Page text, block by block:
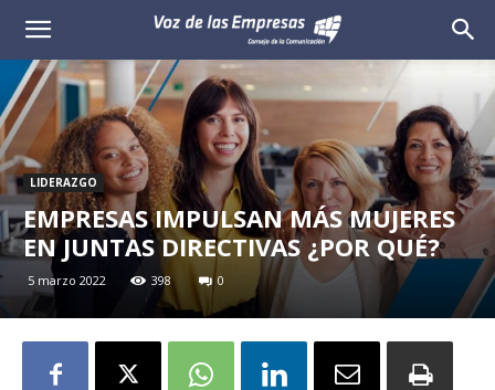
Voz
de
las
Empresas
LIDERAZGO
EMPRESAS IMPULSAN MÁS MUJERES
EN JUNTAS DIRECTIVAS ¿POR QUÉ?
5 marzo 2022 398 0